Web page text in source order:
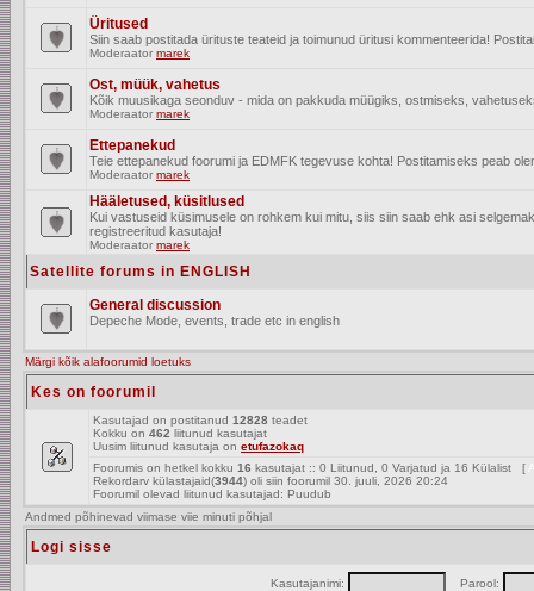
Üritused
Siin saab postitada ürituste teateid ja toimunud üritusi kommenteerida!
Moderaator marek
Ost, müük, vahetus
Kõik muusikaga seonduv - mida on pakkuda müügiks, ostmiseks,
Moderaator marek
Ettepanekud
Teie ettepanekud foorumi ja EDMFK tegevuse kohta! Postitamiseks peab
Moderaator marek
Hääletused, küsitlused
Kui vastuseid küsimusele on rohkem kui mitu, siis siin saab ehk asi
registreeritud kasutaja!
Moderaator marek
Satellite forums in ENGLISH
General discussion
Depeche Mode, events, trade etc in english
Märgi kõik alafoorumid loetuks
Kes on foorumil
Kasutajad on postitanud 12828 teadet
Kokku on 462 liitunud kasutajat
Uusim liitunud kasutaja on etufazokaq
Foorumis on hetkel kokku 16 kasutajat :: 0 Liitunud, 0 Varjatud ja 16 Külalist [
Rekordarv külastajaid(3944) oli siin foorumil 30. juuli, 2026 20:24
Foorumil olevad liitunud kasutajad: Puudub
Andmed põhinevad viimase viie minuti põhjal
Logi sisse
Kasutajanimi: Parool: